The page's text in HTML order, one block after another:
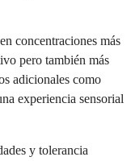
concentraciones más
pero también más
adicionales como
experiencia sensorial
y tolerancia